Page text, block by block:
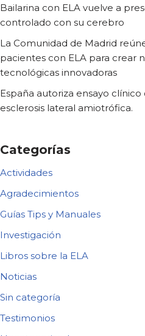
Bailarina con ELA vuelve a
controlado con su cerebro
La Comunidad de Madrid
pacientes con ELA para crear
tecnológicas innovadoras
España autoriza ensayo
esclerosis lateral amiotrófica.
Categorías
Actividades
Agradecimientos
Guías Tips y Manuales
Investigación
Libros sobre la ELA
Noticias
Sin categoría
Testimonios